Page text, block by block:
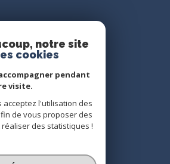
notre site
cookies
pendant
visite.
acceptez l'utilisation des
de vous proposer des
des statistiques !